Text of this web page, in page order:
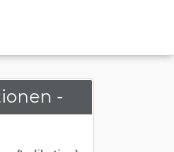
-